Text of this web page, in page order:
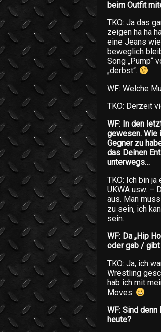
beim Outfit
TKO: Ja das
zeigen ha ha
eine Jeans
beweglich
Song „Pump“
„derbst“.
WF: Welche
TKO: Derzeit
WF: In den
gewesen. Wie
Gegner zu
das Deinen
unterwegs…
TKO: Ich bin
UKWA usw. –
aus. Man
zu sein, ich
sein.
WF: Da „Hip
oder gab /
TKO: Ja, ich
Wrestling
hab ich mit
Moves.
WF: Sind
heute?